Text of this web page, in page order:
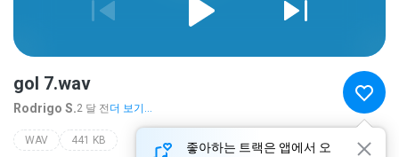
좋아하는 트랙은 앱에서 오
gol 7.wav
Rodrigo S.2 달 전 더 보기...
WAV 441 KB